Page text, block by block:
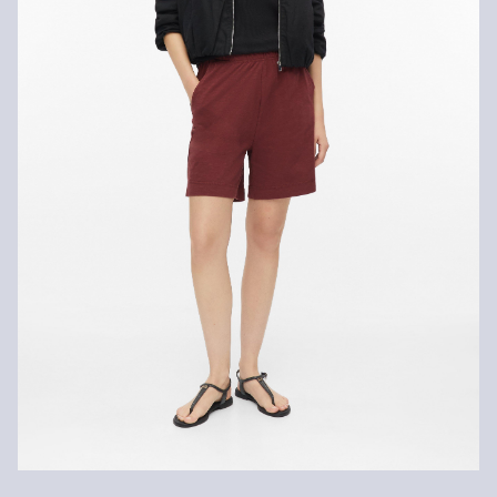
Nije prikladno za kemijsko čišćenje